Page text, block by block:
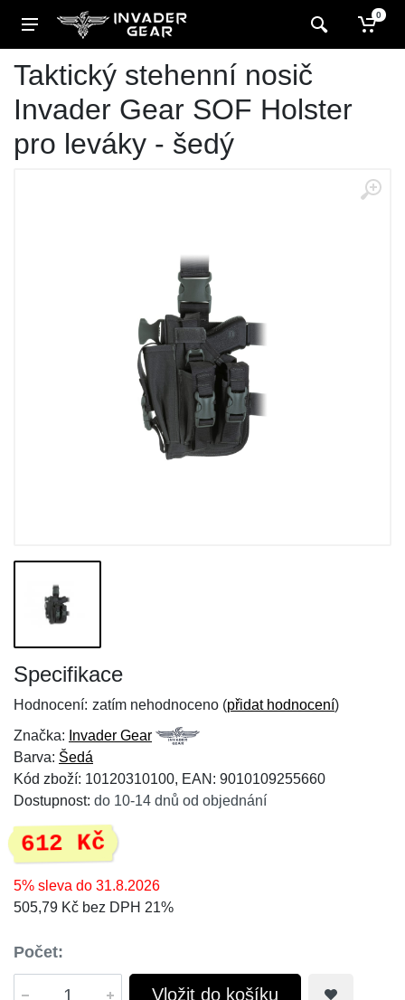
0
Taktický stehenní nosič
Invader Gear SOF Holster
pro leváky - šedý
Specifikace
Hodnocení: zatím nehodnoceno (přidat hodnocení)
Značka: Invader Gear
Barva: Šedá
Kód zboží: 10120310100, EAN: 9010109255660
Dostupnost: do 10-14 dnů od objednání
612 Kč
5% sleva do 31.8.2026
505,79 Kč bez DPH 21%
Počet:
Vložit do košíku